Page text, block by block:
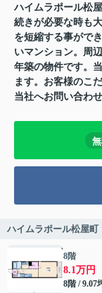
ハイムラポール松
続きが必要な時も
を短縮する事がで
いマンション。周
年築の物件です。
ます。お客様のこ
当社へお問い合わせ
ハイムラポール松屋
8階
8.1万円
8階 / 9.07